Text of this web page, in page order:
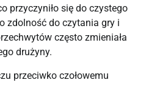
przyczyniło się do czystego
zdolność do czytania gry i
często zmieniała
drużyny.
przeciwko czołowemu